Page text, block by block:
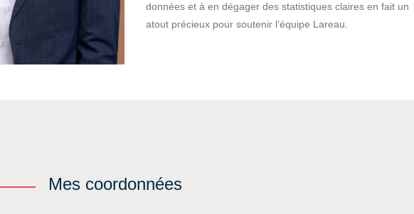
données et à en dégager des statistiques claires en fait un
atout précieux pour soutenir l’équipe Lareau.
Mes coordonnées